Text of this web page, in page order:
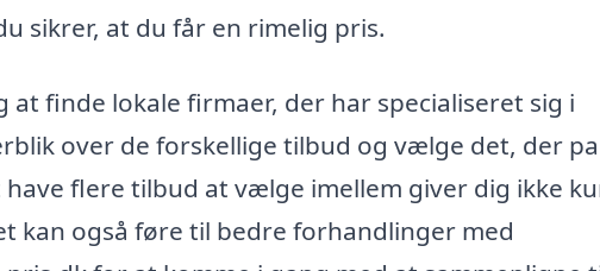
sikrer, at du får en rimelig pris.
finde lokale firmaer, der har specialiseret sig i
over de forskellige tilbud og vælge det, der
flere tilbud at vælge imellem giver dig ikke
kan også føre til bedre forhandlinger med